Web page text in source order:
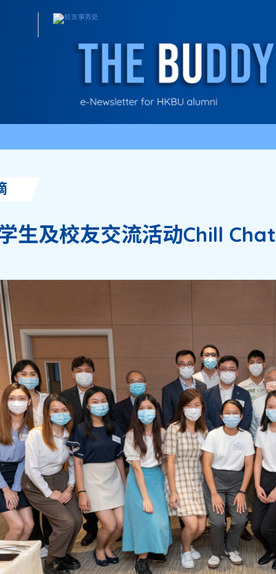
生及校友交流活动Chill Chat